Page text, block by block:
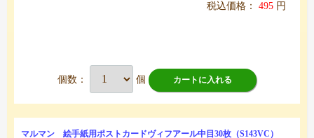
税込価格： 495 円
個数： 個 カートに入れる
マルマン 絵手紙用ポストカードヴィフアール中目30枚（S143VC）